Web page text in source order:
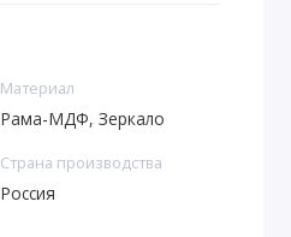
Материал
Рама-МДФ, Зеркало
Страна производства
Россия